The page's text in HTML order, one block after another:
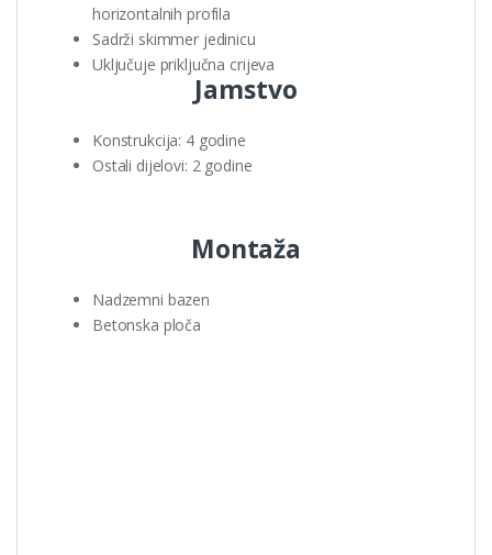
horizontalnih profila
Sadrži skimmer jedinicu
Uključuje priključna crijeva
Jamstvo
Konstrukcija: 4 godine
Ostali dijelovi: 2 godine
Montaža
Nadzemni bazen
Betonska ploča